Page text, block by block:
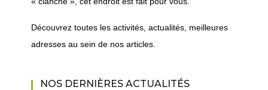
Découvrez toutes les activités, actualités, meilleures
adresses au sein de nos articles.
NOS DERNIÈRES ACTUALITÉS